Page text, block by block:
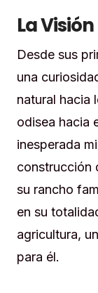
La
Desde sus
una
natural hacia
odisea hacia
inesperada
construcción
su rancho
en su
agricultura,
para él.